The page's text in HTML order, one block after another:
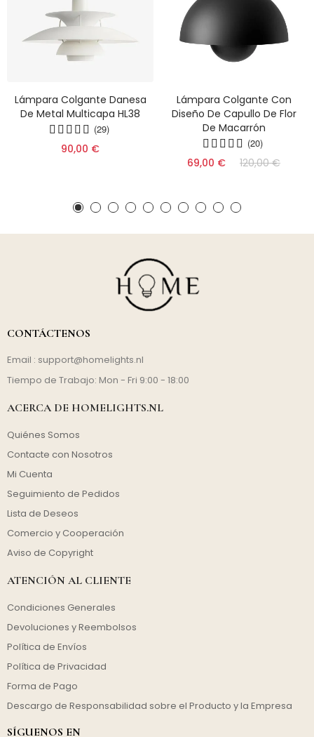
Lámpara Colgante Danesa
De Metal Multicapa HL38
(29)
90,00 €
Lámpara Colgante Con
Diseño De Capullo De Flor
De Macarrón
(20)
69,00 € 120,00 €
CONTÁCTENOS
Email : support@homelights.nl
Tiempo de Trabajo: Mon - Fri 9:00 - 18:00
ACERCA DE HOMELIGHTS.NL
Quiénes Somos
Contacte con Nosotros
Mi Cuenta
Seguimiento de Pedidos
Lista de Deseos
Comercio y Cooperación
Aviso de Copyright
ATENCIÓN AL CLIENTE
Condiciones Generales
Devoluciones y Reembolsos
Política de Envíos
Política de Privacidad
Forma de Pago
Descargo de Responsabilidad sobre el Producto y la Empresa
SÍGUENOS EN